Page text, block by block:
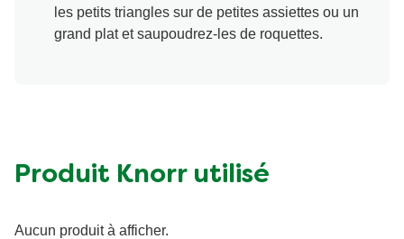
les petits triangles sur de petites assiettes ou un
grand plat et saupoudrez-les de roquettes.
Produit Knorr utilisé
Aucun produit à afficher.